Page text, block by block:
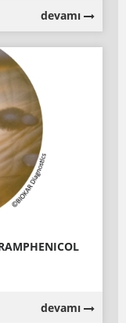
devamı
devamı